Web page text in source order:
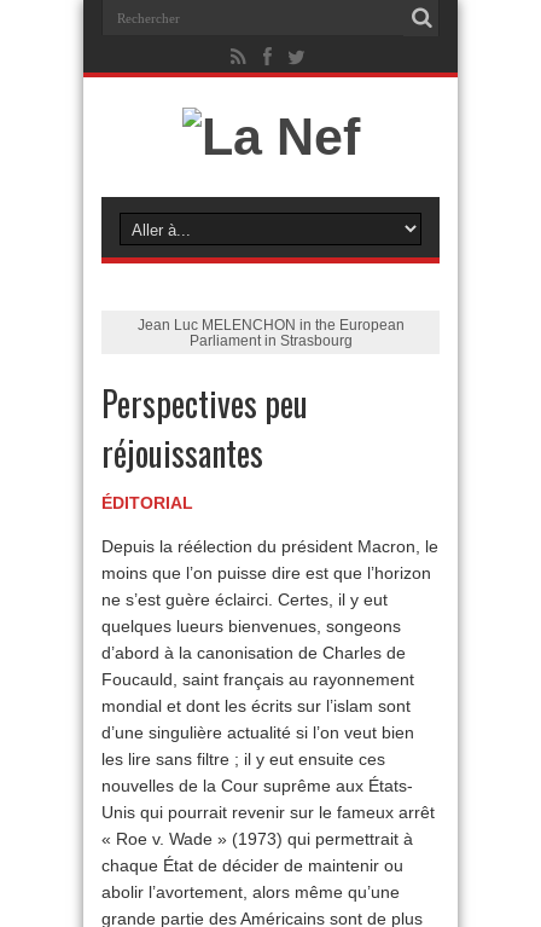
Jean Luc MELENCHON in the European
Parliament in Strasbourg
Perspectives peu
réjouissantes
ÉDITORIAL
Depuis la réélection du président Macron, le
moins que l’on puisse dire est que l’horizon
ne s’est guère éclairci. Certes, il y eut
quelques lueurs bienvenues, songeons
d’abord à la canonisation de Charles de
Foucauld, saint français au rayonnement
mondial et dont les écrits sur l’islam sont
d’une singulière actualité si l’on veut bien
les lire sans filtre ; il y eut ensuite ces
nouvelles de la Cour suprême aux États-
Unis qui pourrait revenir sur le fameux arrêt
« Roe v. Wade » (1973) qui permettrait à
chaque État de décider de maintenir ou
abolir l’avortement, alors même qu’une
grande partie des Américains sont de plus